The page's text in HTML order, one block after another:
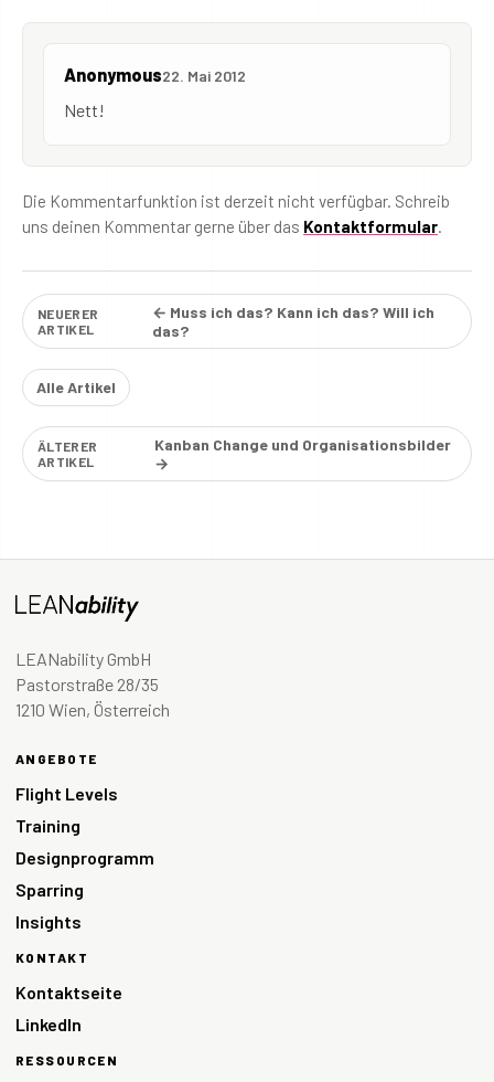
Anonymous22. Mai 2012
Nett!
Die Kommentarfunktion ist derzeit nicht verfügbar. Schreib
uns deinen Kommentar gerne über das Kontaktformular.
NEUERER
ARTIKEL
← Muss ich das? Kann ich das? Will ich
das?
Alle Artikel
ÄLTERER
ARTIKEL
Kanban Change und Organisationsbilder
→
LEANability GmbH
Pastorstraße 28/35
1210 Wien, Österreich
ANGEBOTE
Flight Levels
Training
Designprogramm
Sparring
Insights
KONTAKT
Kontaktseite
LinkedIn
RESSOURCEN